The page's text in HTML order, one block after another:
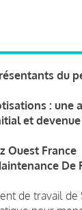
du
: une
et
Ouest France
De
de travail de